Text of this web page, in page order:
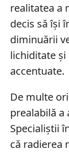
realitatea a
decis să își
diminuării
lichiditate
accentuate.
De multe
prealabilă
Specialiștii
că radierea